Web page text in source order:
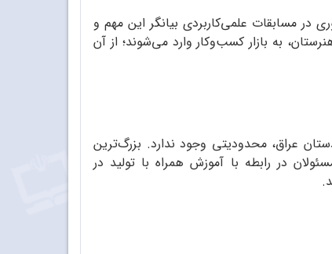
مسابقات علمی‌کاربردی بیانگر این مهم و
به بازار کسب‌وکار وارد می‌شوند؛ از آن
عراق، محدودیتی وجود ندارد. بزرگ‌ترین
در رابطه با آموزش همراه با تولید در